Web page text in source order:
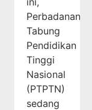
Perbadanan
Tabung
Pendidikan
Tinggi
Nasional
(PTPTN)
sedang